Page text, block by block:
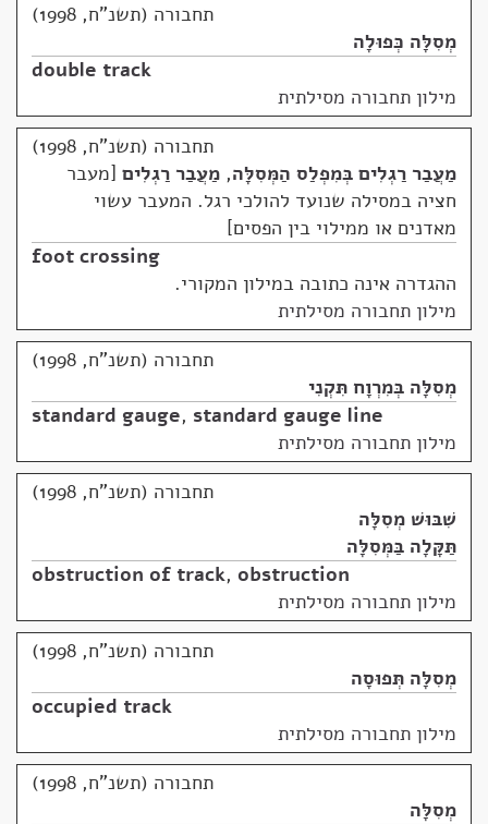
תחבורה (תשנ"ח, 1998)
מְסִלָּה כְּפוּלָה
double track
מילון תחבורה מסילתית
תחבורה (תשנ"ח, 1998)
מַעֲבַר רַגְלִים בְּמִפְלַס הַמְּסִלָּה, מַעֲבַר רַגְלִים מעבר
חציה במסילה שנועד להולכי רגל. המעבר עשוי
מאדנים או ממילוי בין הפסים
foot crossing
ההגדרה אינה כתובה במילון המקורי.
מילון תחבורה מסילתית
תחבורה (תשנ"ח, 1998)
מְסִלָּה בְּמִרְוָח תִּקְנִי
standard gauge, standard gauge line
מילון תחבורה מסילתית
תחבורה (תשנ"ח, 1998)
שִׁבּוּשׁ מְסִלָּה
תַּקָּלָה בַּמְּסִלָּה
obstruction of track, obstruction
מילון תחבורה מסילתית
תחבורה (תשנ"ח, 1998)
מְסִלָּה תְּפוּסָה
occupied track
מילון תחבורה מסילתית
תחבורה (תשנ"ח, 1998)
מְסִלָּה